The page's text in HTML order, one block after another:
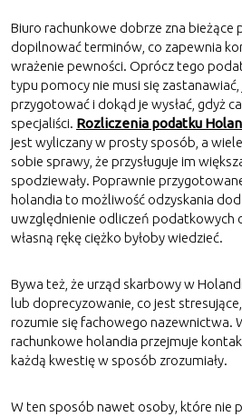
Biuro rachunkowe dobrze zna bieżące
dopilnować terminów, co zapewnia
wrażenie pewności. Oprócz tego
typu pomocy nie musi się
przygotować i dokąd je wysłać, gdyż
specjaliści. Rozliczenia podatku
jest wyliczany w prosty sposób, a
sobie sprawy, że przysługuje im
spodziewały. Poprawnie
holandia to możliwość odzyskania
uwzględnienie odliczeń podatkowych
własną rękę ciężko byłoby wiedzieć.
Bywa też, że urząd skarbowy w
lub doprecyzowanie, co jest
rozumie się fachowego nazewnictwa.
rachunkowe holandia przejmuje
każdą kwestię w sposób zrozumiały.
W ten sposób nawet osoby, które nie